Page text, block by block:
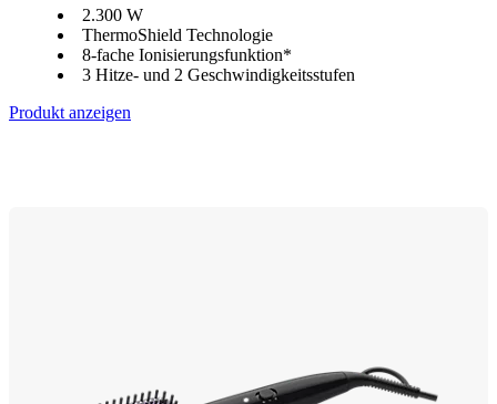
2.300 W
ThermoShield Technologie
8-fache Ionisierungsfunktion*
3 Hitze- und 2 Geschwindigkeitsstufen
Produkt anzeigen